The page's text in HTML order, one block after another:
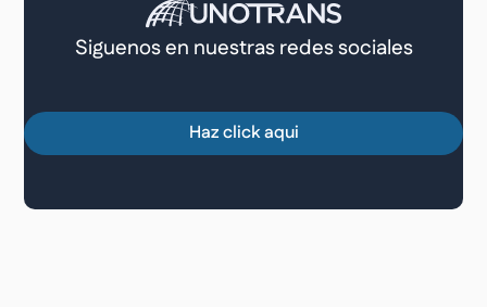
Siguenos en nuestras redes sociales
Haz click aqui